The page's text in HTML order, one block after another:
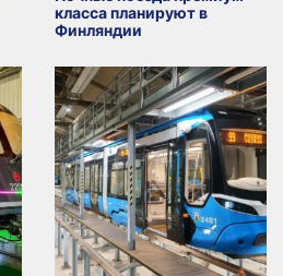
класса планируют в
Финляндии